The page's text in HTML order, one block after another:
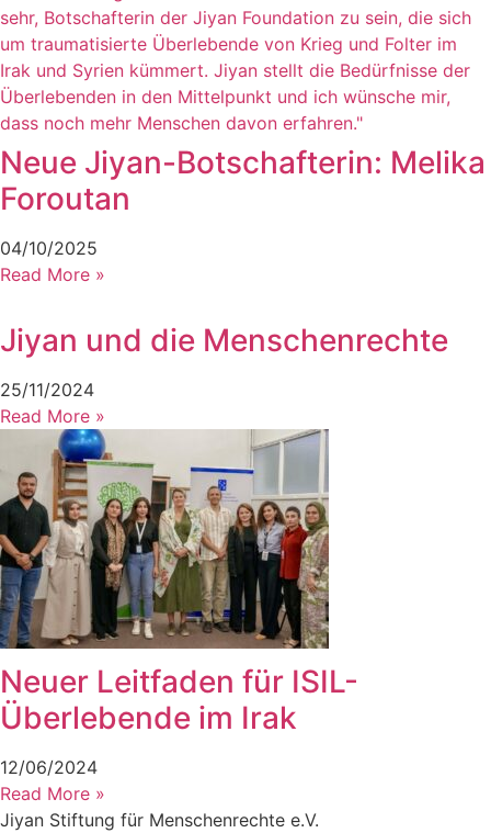
Neue Jiyan-Botschafterin: Melika
Foroutan
04/10/2025
Read More »
Jiyan und die Menschenrechte
25/11/2024
Read More »
Neuer Leitfaden für ISIL-
Überlebende im Irak
12/06/2024
Read More »
Jiyan Stiftung für Menschenrechte e.V.